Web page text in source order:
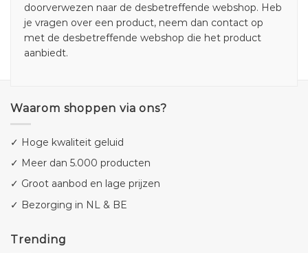
doorverwezen naar de desbetreffende webshop. Heb
je vragen over een product, neem dan contact op
met de desbetreffende webshop die het product
aanbiedt.
Waarom shoppen via ons?
✓ Hoge kwaliteit geluid
✓ Meer dan 5.000 producten
✓ Groot aanbod en lage prijzen
✓ Bezorging in NL & BE
Trending